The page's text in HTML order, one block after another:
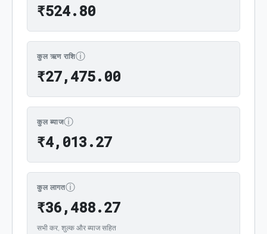
₹524.80₹524.80
कुल ऋण राशिⓘ
₹27,475.00₹27,475.00
कुल ब्याजⓘ
₹4, 013.27₹4,013.27
कुल लागतⓘ
₹36,488.27₹36,488.27
सभी कर, शुल्क और ब्याज सहित